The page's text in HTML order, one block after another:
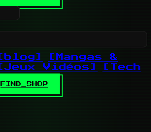
[blog]
[Mangas &
[Jeux Vidéos]
[Tech
FIND_SHOP